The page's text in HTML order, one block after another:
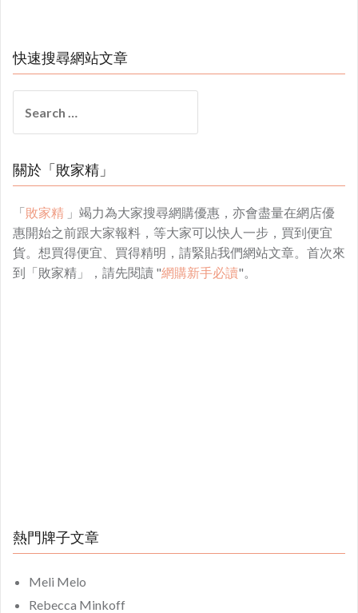
快速搜尋網站文章
for:
關於「敗家精」
「敗家精 」竭力為大家搜尋網購優惠，亦會盡量在網店優
惠開始之前跟大家報料，等大家可以快人一步，買到便宜
貨。想買得便宜、買得精明，請緊貼我們網站文章。首次來
到「敗家精」，請先閱讀 "網購新手必讀"。
熱門牌子文章
Meli Melo
Rebecca Minkoff